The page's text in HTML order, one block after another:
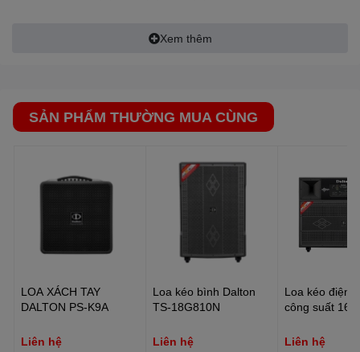
cuộn dây tiếng (voice coil) cỡ lớn sẽ dẫn dắt Bạn đến những nốt
và vượt trội nhất hiện nay củaPARAMAX, với khả năng
khuếch đại mạnh mẽ & xử lý tín hiệu trung thực, chi tiết, gần
như nguyên trạng từ bản thu. Đặc biệt nổi bật ở thế mạnh
Coaxial, tạo nên chuẩn mực mới của amply karaoke cao cấp.
Xem thêm
SẢN PHẨM THƯỜNG MUA CÙNG
LOA XÁCH TAY
DALTON PS-K9A
Liên hệ
Loa kéo bình Dalton
TS-18G810N
Liên hệ
Loa kéo điện
công suất
Liên hệ